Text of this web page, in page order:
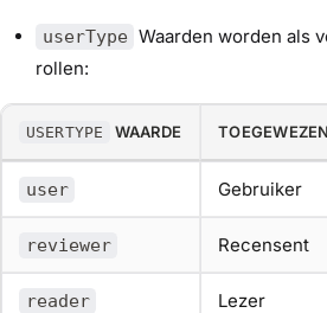
userType Waarden worden als
rollen:
USERTYPE WAARDE
user Gebruiker
reviewer Recensent
reader Lezer